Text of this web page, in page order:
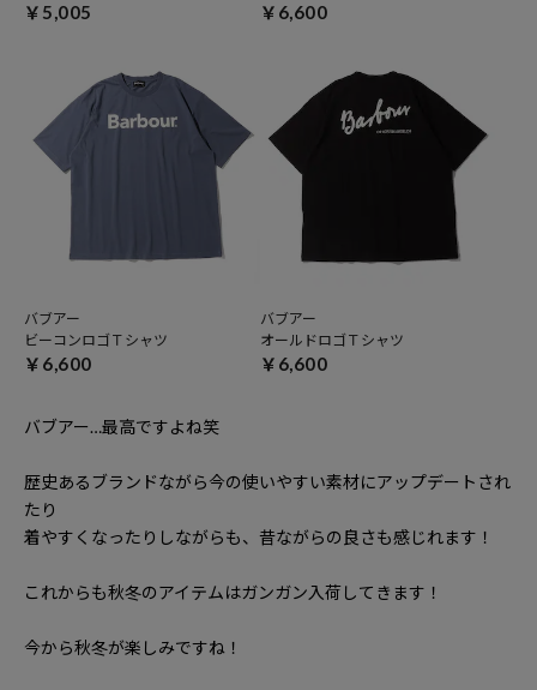
￥5,005 ￥6,600
バブアー
ビーコンロゴＴシャツ
￥6,600
バブアー
オールドロゴＴシャツ
￥6,600
バブアー…最高ですよね笑
歴史あるブランドながら今の使いやすい素材にアップデートされ
たり
着やすくなったりしながらも、昔ながらの良さも感じれます！
これからも秋冬のアイテムはガンガン入荷してきます！
今から秋冬が楽しみですね！